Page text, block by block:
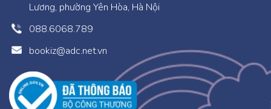
Lương, phường Yên Hòa, Hà Nội
088.6068.789
bookiz@adc.net.vn